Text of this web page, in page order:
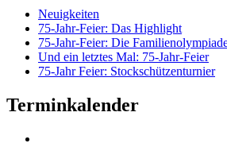
Neuigkeiten
75-Jahr-Feier: Das Highlight
75-Jahr-Feier: Die
Und ein letztes Mal: 75-Jahr-Feier
75-Jahr Feier: Stockschützenturnier
Terminkalender